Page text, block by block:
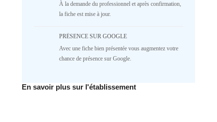
parameter #1 ($separator) of type
array|string is deprecated in
1687
1
NR
Deprecated: implode(): Passing null to
À la demande du professionnel et après confirmation,
la fiche est mise à jour.
PRÉSENCE SUR GOOGLE
Avec une fiche bien présentée vous augmentez votre
chance de présence sur Google.
En savoir plus sur l'établissement